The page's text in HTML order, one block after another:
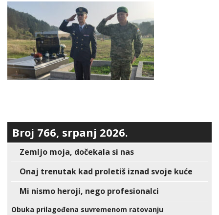
Broj 766, srpanj 2026.
Zemljo moja, dočekala si nas
Onaj trenutak kad proletiš iznad svoje kuće
Mi nismo heroji, nego profesionalci
Obuka prilagođena suvremenom ratovanju